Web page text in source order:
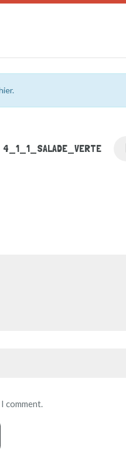
4_1_1_SALADE_VERTE
comment.